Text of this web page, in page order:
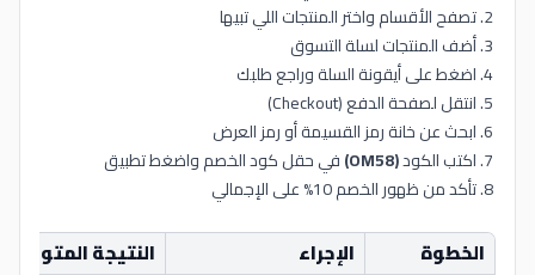
تصفح الأقسام واختر المنتجات اللي تبيها
أضف المنتجات لسلة التسوق
اضغط على أيقونة السلة وراجع طلبك
انتقل لصفحة الدفع (Checkout)
ابحث عن خانة رمز القسيمة أو رمز العرض
اكتب الكود(OM58)
في حقل كود الخصم واضغط تطبيق
تأكد من ظهور الخصم 10% على الإجمالي
الخطوة الإجراء النتيجة المتوقعة